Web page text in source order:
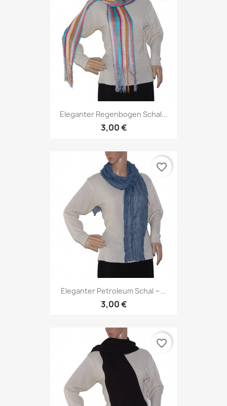
Eleganter Regenbogen Schal...
3,00 €
Eleganter Petroleum Schal ~...
3,00 €
favorite_border
favorite_border